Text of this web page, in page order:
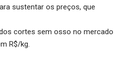
sustentar os preços, que
cortes sem osso no mercado
R$/kg.